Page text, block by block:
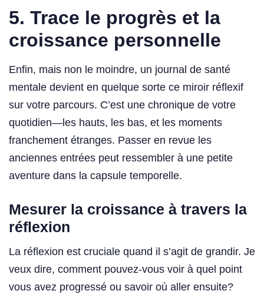
5. Trace le progrès et la
croissance personnelle
Enfin, mais non le moindre, un journal de santé
mentale devient en quelque sorte ce miroir réflexif
sur votre parcours. C’est une chronique de votre
quotidien—les hauts, les bas, et les moments
franchement étranges. Passer en revue les
anciennes entrées peut ressembler à une petite
aventure dans la capsule temporelle.
Mesurer la croissance à travers la
réflexion
La réflexion est cruciale quand il s’agit de grandir. Je
veux dire, comment pouvez-vous voir à quel point
vous avez progressé ou savoir où aller ensuite?